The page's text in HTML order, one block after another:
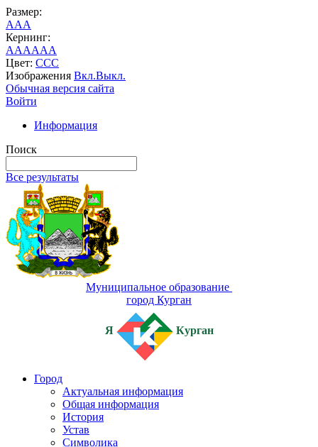
Размер:
AAA
Кернинг:
AAAAAA
Цвет: CCC
Изображения Вкл.Выкл.
Обычная версия сайта
Войти
Информация
Поиск
Все результаты
Муниципальное образование
город Курган
Я Курган
Город
Актуальная информация
Общая информация
История
Устав
Символика